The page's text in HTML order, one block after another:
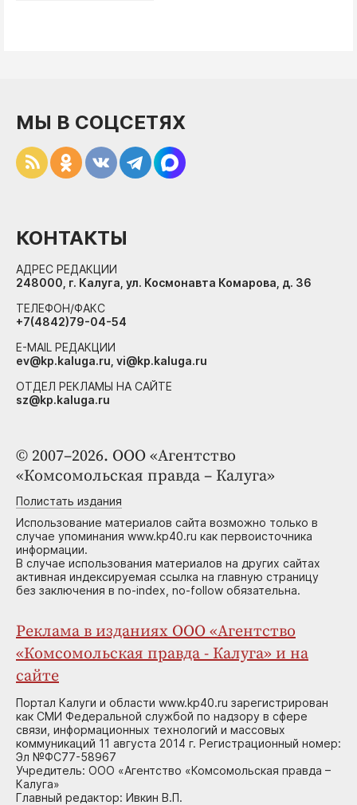
© 2007–2026. ООО «Агентство
«Комсомольская правда – Калуга»
Полистать издания
Использование материалов сайта возможно только в
случае упоминания www.kp40.ru как первоисточника
информации.
В случае использования материалов на других сайтах
активная индексируемая ссылка на главную страницу
без заключения в no-index, no-follow обязательна.
Реклама в изданиях ООО «Агентство
«Комсомольская правда - Калуга» и на
сайте
Портал Калуги и области www.kp40.ru зарегистрирован
как СМИ Федеральной службой по надзору в сфере
связи, информационных технологий и массовых
коммуникаций 11 августа 2014 г. Регистрационный номер:
Эл №ФС77-58967
Учредитель: ООО «Агентство «Комсомольская правда –
Калуга»
Главный редактор: Ивкин В.П.
МЫ В СОЦСЕТЯХ
КОНТАКТЫ
АДРЕС РЕДАКЦИИ
248000, г. Калуга, ул. Космонавта Комарова, д. 36
ТЕЛЕФОН/ФАКС
+7(4842)79-04-54
E-MAIL РЕДАКЦИИ
ev@kp.kaluga.ru, vi@kp.kaluga.ru
ОТДЕЛ РЕКЛАМЫ НА САЙТЕ
sz@kp.kaluga.ru